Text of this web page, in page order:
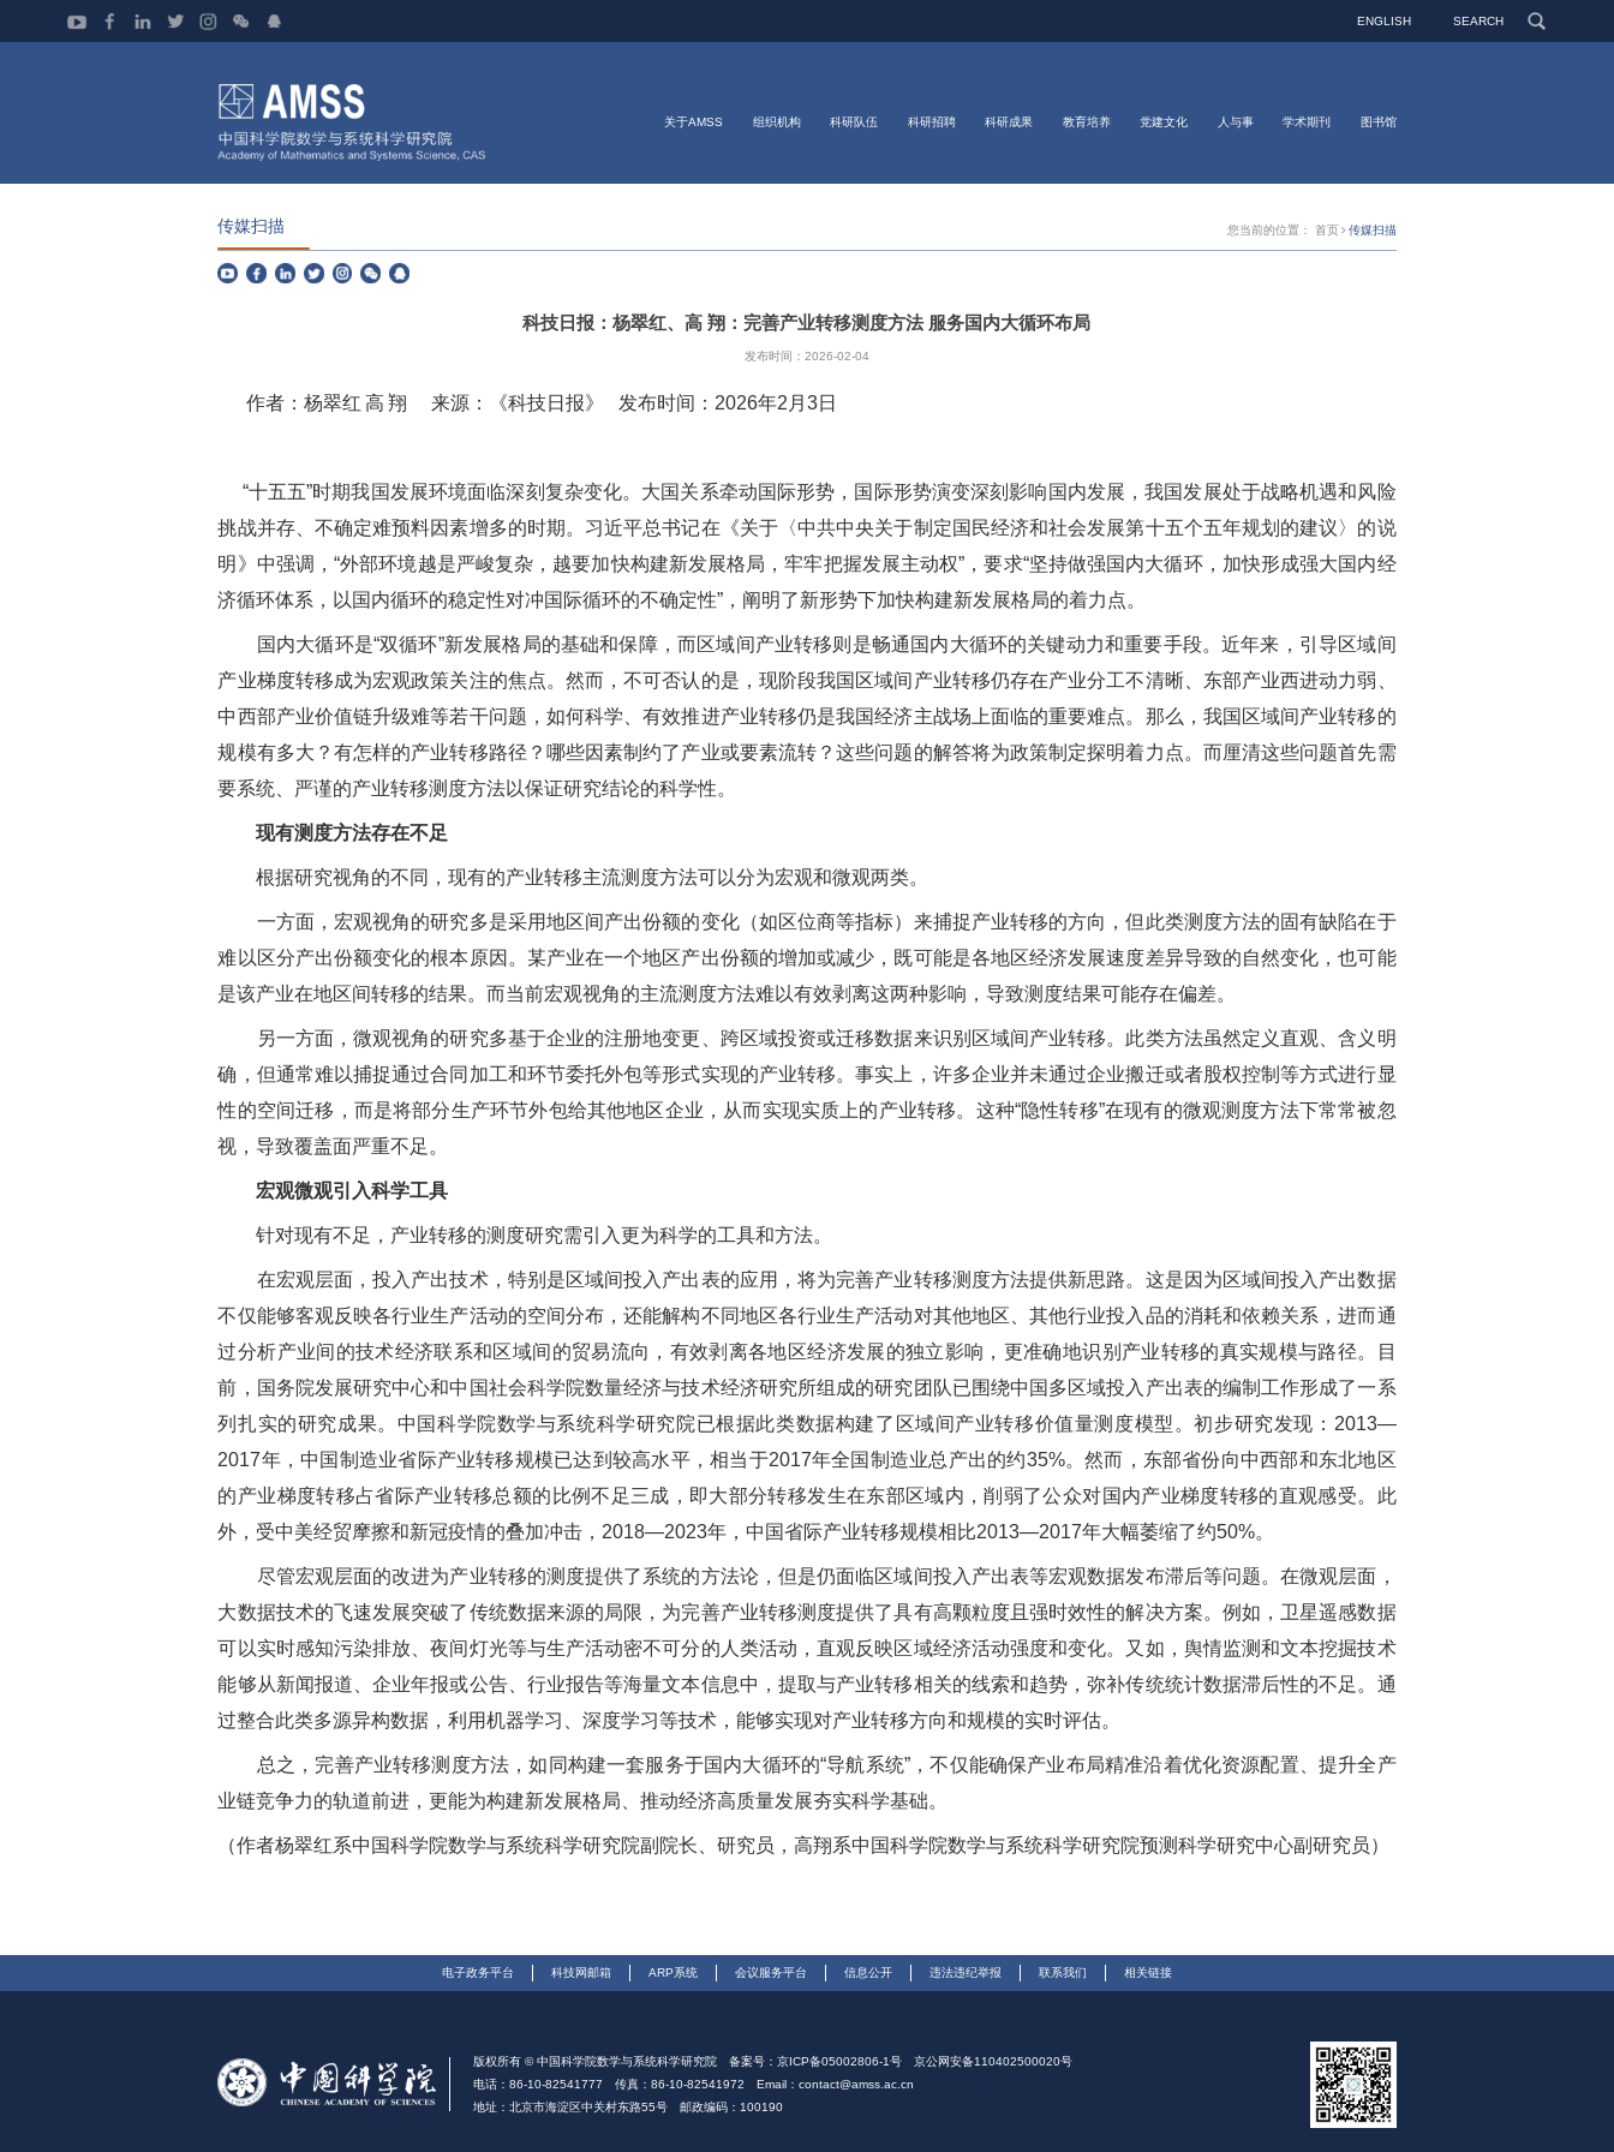
ENGLISH SEARCH
关于AMSS 组织机构 科研队伍 科研招聘 科研成果 教育培养 党建文化 人与事 学术期刊 图书馆
传媒扫描 您当前的位置： 首页 传媒扫描
科技日报：杨翠红、高 翔：完善产业转移测度方法 服务国内大循环布局
发布时间：2026-02-04
作者：杨翠红 高 翔 来源：《科技日报》 发布时间： 2026年2 月3日
“十五五”时期我国发展环境面临深刻复杂变化。大国关系牵动国际形势，国际形势演变深刻影响国内发展，我国发展处于战略机遇和风险
挑战并存、不确定难预料因素增多的时期。习近平总书记在《关于〈中共中央关于制定国民经济和社会发展第十五个五年规划的建议〉的说
明》中强调，“外部环境越是严峻复杂，越要加快构建新发展格局，牢牢把握发展主动权” ，要求“坚持做强国内大循环，加快形成强大国内经
济循环体系，以国内循环的稳定性对冲国际循环的不确定性” ，阐明了新形势下加快构建新发展格局的着力点。
国内大循环是“双循环”新发展格局的基础和保障，而区域间产业转移则是畅通国内大循环的关键动力和重要手段。近年来，引导区域间
产业梯度转移成为宏观政策关注的焦点。然而，不可否认的是，现阶段我国区域间产业转移仍存在产业分工不清晰、东部产业西进动力弱、
中西部产业价值链升级难等若干问题，如何科学、有效推进产业转移仍是我国经济主战场上面临的重要难点。那么，我国区域间产业转移的
规模有多大？有怎样的产业转移路径？哪些因素制约了产业或要素流转？这些问题的解答将为政策制定探明着力点。而厘清这些问题首先需
要系统、严谨的产业转移测度方法以保证研究结论的科学性。
现有测度方法存在不足
根据研究视角的不同，现有的产业转移主流测度方法可以分为宏观和微观两类。
一方面，宏观视角的研究多是采用地区间产出份额的变化（如区位商等指标）来捕捉产业转移的方向，但此类测度方法的固有缺陷在于
难以区分产出份额变化的根本原因。某产业在一个地区产出份额的增加或减少，既可能是各地区经济发展速度差异导致的自然变化，也可能
是该产业在地区间转移的结果。而当前宏观视角的主流测度方法难以有效剥离这两种影响，导致测度结果可能存在偏差。
另一方面，微观视角的研究多基于企业的注册地变更、跨区域投资或迁移数据来识别区域间产业转移。此类方法虽然定义直观、含义明
确，但通常难以捕捉通过合同加工和环节委托外包等形式实现的产业转移。事实上，许多企业并未通过企业搬迁或者股权控制等方式进行显
性的空间迁移，而是将部分生产环节外包给其他地区企业，从而实现实质上的产业转移。这种“隐性转移”在现有的微观测度方法下常常被忽
视，导致覆盖面严重不足。
宏观微观引入科学工具
针对现有不足，产业转移的测度研究需引入更为科学的工具和方法。
在宏观层面，投入产出技术，特别是区域间投入产出表的应用，将为完善产业转移测度方法提供新思路。这是因为区域间投入产出数据
不仅能够客观反映各行业生产活动的空间分布，还能解构不同地区各行业生产活动对其他地区、其他行业投入品的消耗和依赖关系，进而通
过分析产业间的技术经济联系和区域间的贸易流向，有效剥离各地区经济发展的独立影响，更准确地识别产业转移的真实规模与路径。目
前，国务院发展研究中心和中国社会科学院数量经济与技术经济研究所组成的研究团队已围绕中国多区域投入产出表的编制工作形成了一系
列扎实的研究成果。中国科学院数学与系统科学研究院已根据此类数据构建了区域间产业转移价值量测度模型。初步研究发现： 2013—
2017年，中国制造业省际产业转移规模已达到较高水平，相当于2017年全国制造业总产出的约35%。然而，东部省份向中西部和东北地区
的产业梯度转移占省际产业转移总额的比例不足三成，即大部分转移发生在东部区域内，削弱了公众对国内产业梯度转移的直观感受。此
外，受中美经贸摩擦和新冠疫情的叠加冲击， 2018—2023年，中国省际产业转移规模相比2013—2017年大幅萎缩了约50%。
尽管宏观层面的改进为产业转移的测度提供了系统的方法论，但是仍面临区域间投入产出表等宏观数据发布滞后等问题。在微观层面，
大数据技术的飞速发展突破了传统数据来源的局限，为完善产业转移测度提供了具有高颗粒度且强时效性的解决方案。例如，卫星遥感数据
可以实时感知污染排放、夜间灯光等与生产活动密不可分的人类活动，直观反映区域经济活动强度和变化。又如，舆情监测和文本挖掘技术
能够从新闻报道、企业年报或公告、行业报告等海量文本信息中，提取与产业转移相关的线索和趋势，弥补传统统计数据滞后性的不足。通
过整合此类多源异构数据，利用机器学习、深度学习等技术，能够实现对产业转移方向和规模的实时评估。
总之，完善产业转移测度方法，如同构建一套服务于国内大循环的“导航系统” ，不仅能确保产业布局精准沿着优化资源配置、提升全产
业链竞争力的轨道前进，更能为构建新发展格局、推动经济高质量发展夯实科学基础。
（作者杨翠红系中国科学院数学与系统科学研究院副院长、研究员，高翔系中国科学院数学与系统科学研究院预测科学研究中心副研究员）
电子政务平台 科技网邮箱 ARP系统 会议服务平台 信息公开 违法违纪举报 联系我们 相关链接
版权所有 © 中国科学院数学与系统科学研究院 备案号：京ICP备05002806-1号
京公网安备110402500020号
电话：86-10-82541777
传真：86-10-82541972
Email：contact@amss.ac.cn
地址：北京市海淀区中关村东路55号
邮政编码：100190